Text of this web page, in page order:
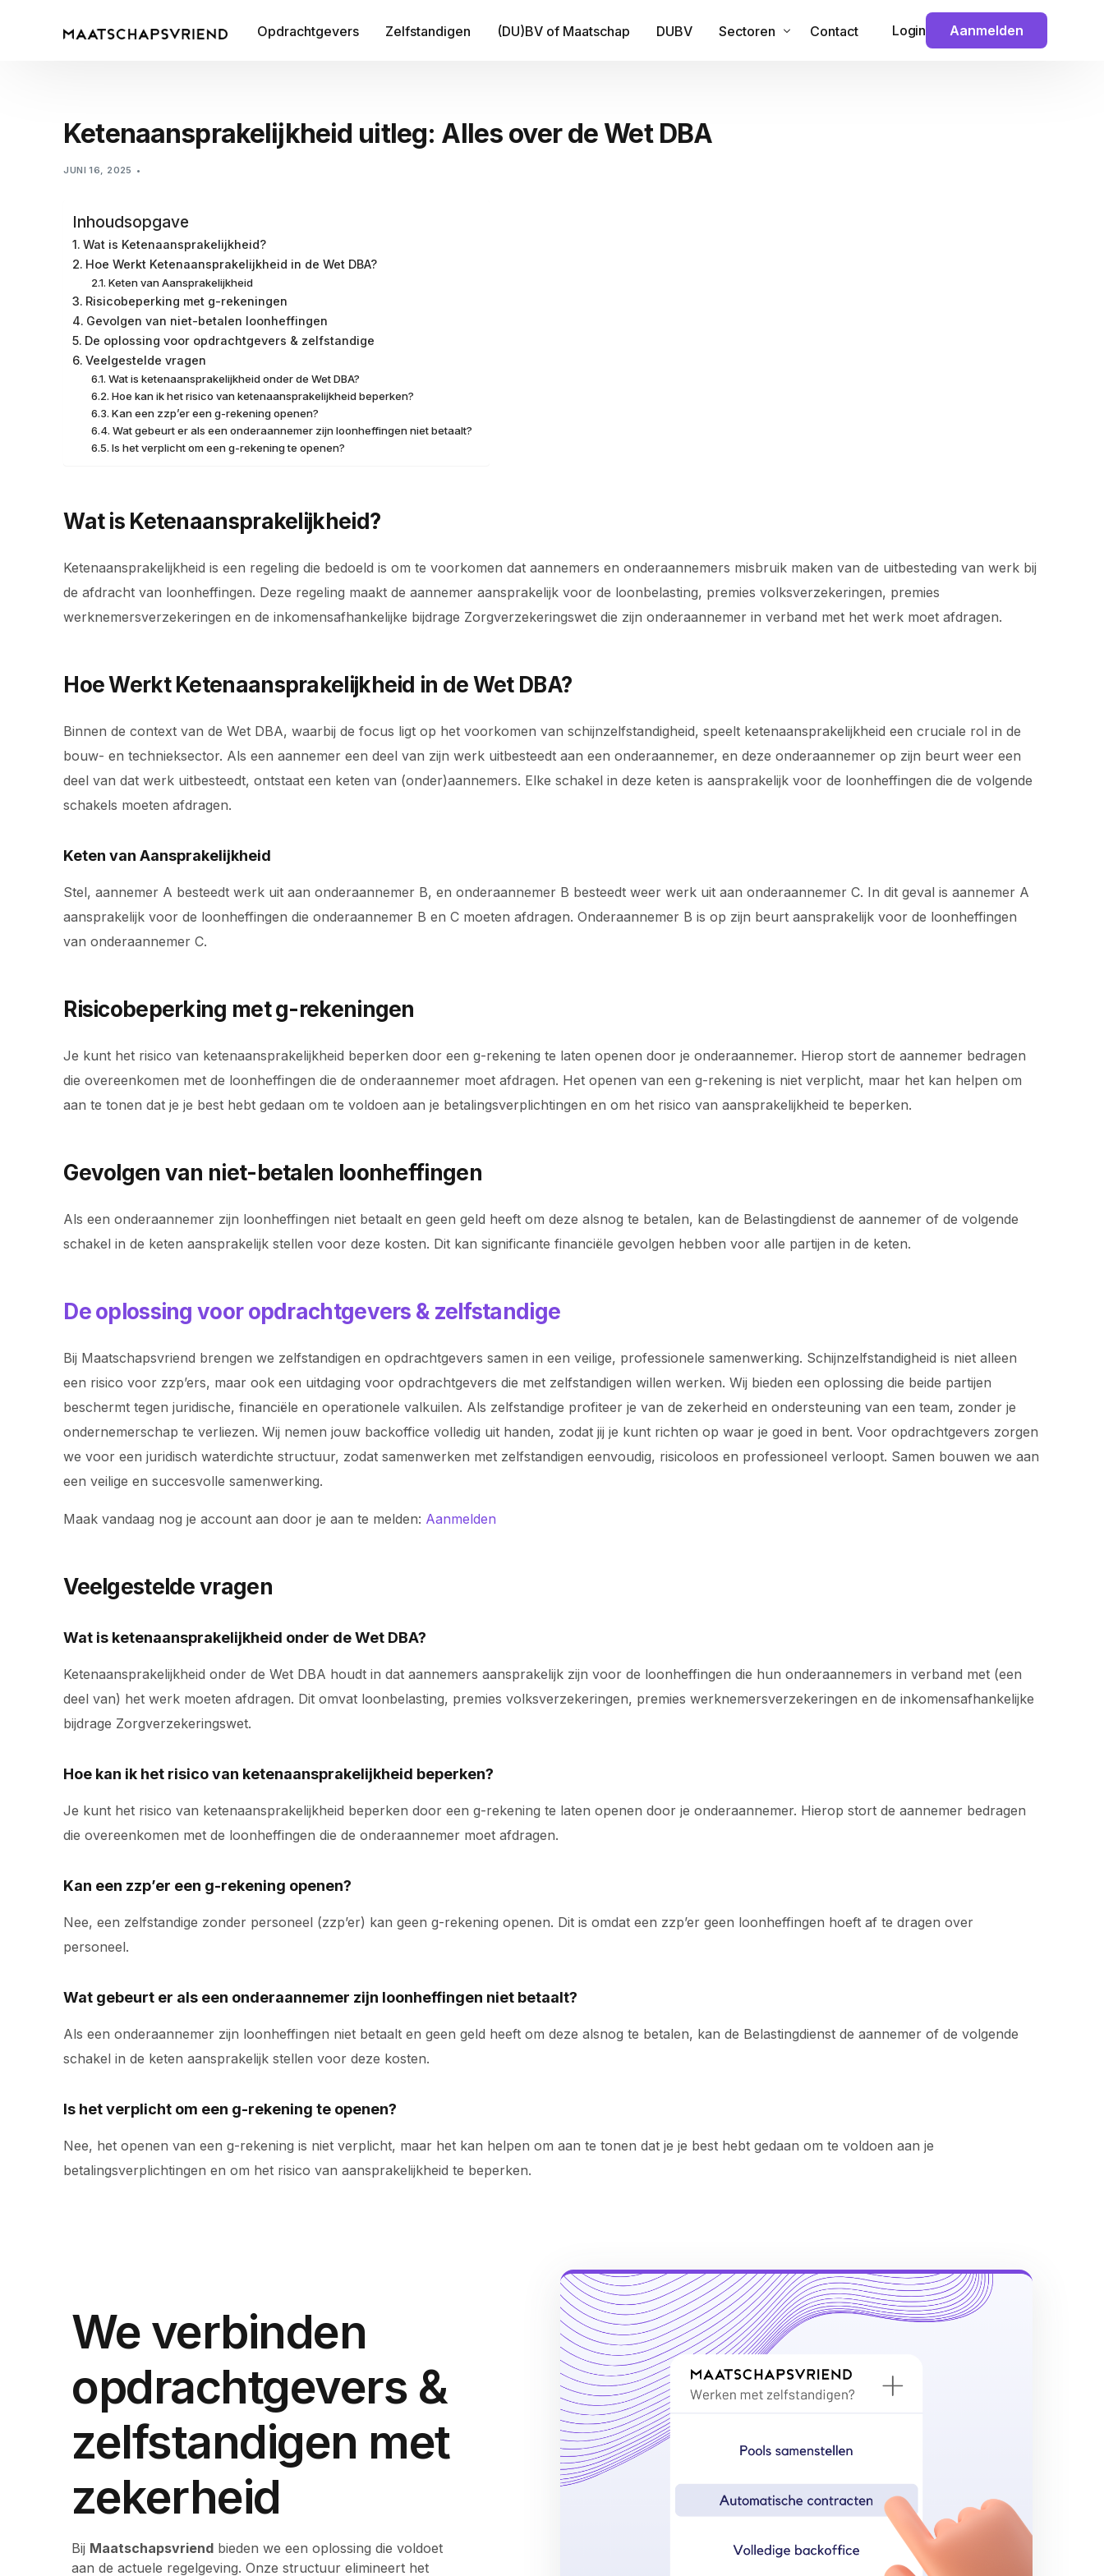
Opdrachtgevers Zelfstandigen (DU)BV of Maatschap DUBV Sectoren Contact Login Aanmelden
Ketenaansprakelijkheid uitleg: Alles over de Wet DBA
JUNI 16, 2025
Inhoudsopgave
Wat is Ketenaansprakelijkheid?
Hoe Werkt Ketenaansprakelijkheid in de Wet DBA?
Keten van Aansprakelijkheid
Risicobeperking met g-rekeningen
Gevolgen van niet-betalen loonheffingen
De oplossing voor opdrachtgevers & zelfstandige
Veelgestelde vragen
Wat is ketenaansprakelijkheid onder de Wet DBA?
Hoe kan ik het risico van ketenaansprakelijkheid beperken?
Kan een zzp’er een g-rekening openen?
Wat gebeurt er als een onderaannemer zijn loonheffingen niet betaalt?
Is het verplicht om een g-rekening te openen?
Wat is Ketenaansprakelijkheid?
Ketenaansprakelijkheid is een regeling die bedoeld is om te voorkomen dat aannemers en onderaannemers misbruik maken van de uitbesteding van werk bij
de afdracht van loonheffingen. Deze regeling maakt de aannemer aansprakelijk voor de loonbelasting, premies volksverzekeringen, premies
werknemersverzekeringen en de inkomensafhankelijke bijdrage Zorgverzekeringswet die zijn onderaannemer in verband met het werk moet afdragen.
Hoe Werkt Ketenaansprakelijkheid in de Wet DBA?
Binnen de context van de Wet DBA, waarbij de focus ligt op het voorkomen van schijnzelfstandigheid, speelt ketenaansprakelijkheid een cruciale rol in de
bouw- en technieksector. Als een aannemer een deel van zijn werk uitbesteedt aan een onderaannemer, en deze onderaannemer op zijn beurt weer een
deel van dat werk uitbesteedt, ontstaat een keten van (onder)aannemers. Elke schakel in deze keten is aansprakelijk voor de loonheffingen die de volgende
schakels moeten afdragen.
Keten van Aansprakelijkheid
Stel, aannemer A besteedt werk uit aan onderaannemer B, en onderaannemer B besteedt weer werk uit aan onderaannemer C. In dit geval is aannemer A
aansprakelijk voor de loonheffingen die onderaannemer B en C moeten afdragen. Onderaannemer B is op zijn beurt aansprakelijk voor de loonheffingen
van onderaannemer C.
Risicobeperking met g-rekeningen
Je kunt het risico van ketenaansprakelijkheid beperken door een g-rekening te laten openen door je onderaannemer. Hierop stort de aannemer bedragen
die overeenkomen met de loonheffingen die de onderaannemer moet afdragen. Het openen van een g-rekening is niet verplicht, maar het kan helpen om
aan te tonen dat je je best hebt gedaan om te voldoen aan je betalingsverplichtingen en om het risico van aansprakelijkheid te beperken.
Gevolgen van niet-betalen loonheffingen
Als een onderaannemer zijn loonheffingen niet betaalt en geen geld heeft om deze alsnog te betalen, kan de Belastingdienst de aannemer of de volgende
schakel in de keten aansprakelijk stellen voor deze kosten. Dit kan significante financiële gevolgen hebben voor alle partijen in de keten.
De oplossing voor opdrachtgevers & zelfstandige
Bij Maatschapsvriend brengen we zelfstandigen en opdrachtgevers samen in een veilige, professionele samenwerking. Schijnzelfstandigheid is niet alleen
een risico voor zzp’ers, maar ook een uitdaging voor opdrachtgevers die met zelfstandigen willen werken. Wij bieden een oplossing die beide partijen
beschermt tegen juridische, financiële en operationele valkuilen. Als zelfstandige profiteer je van de zekerheid en ondersteuning van een team, zonder je
ondernemerschap te verliezen. Wij nemen jouw backoffice volledig uit handen, zodat jij je kunt richten op waar je goed in bent. Voor opdrachtgevers zorgen
we voor een juridisch waterdichte structuur, zodat samenwerken met zelfstandigen eenvoudig, risicoloos en professioneel verloopt. Samen bouwen we aan
een veilige en succesvolle samenwerking.
Maak vandaag nog je account aan door je aan te melden: Aanmelden
Veelgestelde vragen
Wat is ketenaansprakelijkheid onder de Wet DBA?
Ketenaansprakelijkheid onder de Wet DBA houdt in dat aannemers aansprakelijk zijn voor de loonheffingen die hun onderaannemers in verband met (een
deel van) het werk moeten afdragen. Dit omvat loonbelasting, premies volksverzekeringen, premies werknemersverzekeringen en de inkomensafhankelijke
bijdrage Zorgverzekeringswet.
Hoe kan ik het risico van ketenaansprakelijkheid beperken?
Je kunt het risico van ketenaansprakelijkheid beperken door een g-rekening te laten openen door je onderaannemer. Hierop stort de aannemer bedragen
die overeenkomen met de loonheffingen die de onderaannemer moet afdragen.
Kan een zzp’er een g-rekening openen?
Nee, een zelfstandige zonder personeel (zzp’er) kan geen g-rekening openen. Dit is omdat een zzp’er geen loonheffingen hoeft af te dragen over
personeel.
Wat gebeurt er als een onderaannemer zijn loonheffingen niet betaalt?
Als een onderaannemer zijn loonheffingen niet betaalt en geen geld heeft om deze alsnog te betalen, kan de Belastingdienst de aannemer of de volgende
schakel in de keten aansprakelijk stellen voor deze kosten.
Is het verplicht om een g-rekening te openen?
Nee, het openen van een g-rekening is niet verplicht, maar het kan helpen om aan te tonen dat je je best hebt gedaan om te voldoen aan je
betalingsverplichtingen en om het risico van aansprakelijkheid te beperken.
We verbinden
opdrachtgevers &
zelfstandigen met
zekerheid
Bij Maatschapsvriend bieden we een oplossing die voldoet
aan de actuele regelgeving. Onze structuur elimineert het